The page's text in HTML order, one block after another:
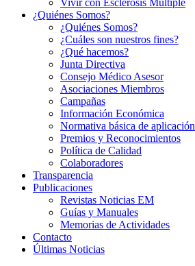
Vivir con Esclerosis Múltiple
¿Quiénes Somos?
¿Quiénes Somos?
¿Cuáles son nuestros fines?
¿Qué hacemos?
Junta Directiva
Consejo Médico Asesor
Asociaciones Miembros
Campañas
Información Económica
Normativa básica de aplicación
Premios y Reconocimientos
Política de Calidad
Colaboradores
Transparencia
Publicaciones
Revistas Noticias EM
Guías y Manuales
Memorias de Actividades
Contacto
Últimas Noticias